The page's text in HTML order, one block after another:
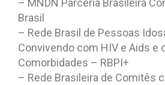
– MNDN Parceria Brasileira
Brasil
– Rede Brasil de Pessoas
Convivendo com HIV e Aids e
Comorbidades – RBPI+
– Rede Brasileira de Comitês